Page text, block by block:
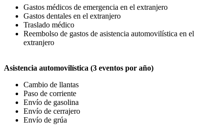
Gastos médicos de emergencia en el extranjero
Gastos dentales en el extranjero
Traslado médico
Reembolso de gastos de asistencia automovilística en el
extranjero
Asistencia automovilística (3 eventos por año)
Cambio de llantas
Paso de corriente
Envío de gasolina
Envío de cerrajero
Envío de grúa